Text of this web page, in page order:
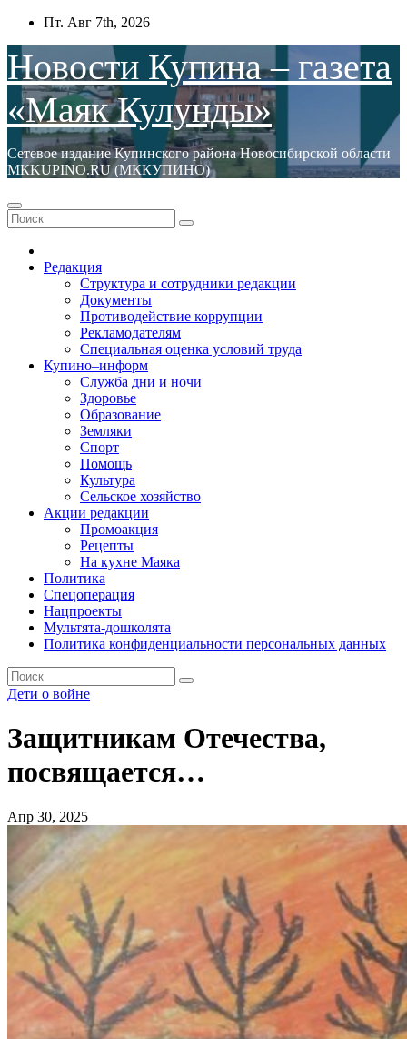
Перейти
содержимому
Пт. Авг 7th, 2026
Новости Купина – газета
«Маяк Кулунды»
Сетевое издание Купинского района Новосибирской области
МКKUPINO.RU (МККУПИНО)
Редакция
Структура и сотрудники редакции
Документы
Противодействие коррупции
Рекламодателям
Специальная оценка условий труда
Купино–информ
Служба дни и ночи
Здоровье
Образование
Земляки
Спорт
Помощь
Культура
Сельское хозяйство
Акции редакции
Промоакция
Рецепты
На кухне Маяка
Политика
Спецоперация
Нацпроекты
Мультята-дошколята
Политика конфиденциальности персональных данных
Дети о войне
Защитникам Отечества,
посвящается…
Апр 30, 2025